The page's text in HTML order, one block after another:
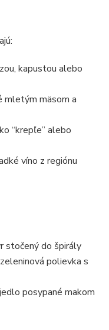
kapustou alebo
mäsom a
“krepľe” alebo
víno z regiónu
stočený do špirály
polievka s
posypané makom